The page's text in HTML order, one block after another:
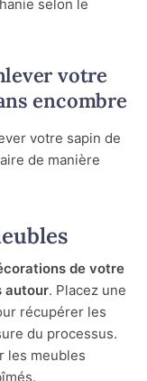
selon le
votre
encombre
votre sapin de
de manière
de votre
autour. Placez une
récupérer les
du processus.
les meubles